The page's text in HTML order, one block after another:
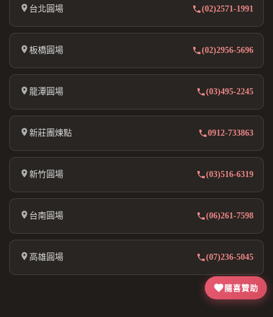
隨喜贊助
台北圓場 (02)2571-1991
板橋圓場 (02)2956-5696
龍潭圓場 (03)495-2245
新莊團煉點 0912-733863
新竹圓場 (03)516-6319
台南圓場 (06)261-7598
高雄圓場 (07)236-5045